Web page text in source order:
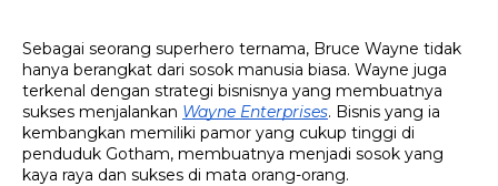
Sebagai seorang superhero ternama, Bruce Wayne tidak
hanya berangkat dari sosok manusia biasa. Wayne juga
terkenal dengan strategi bisnisnya yang membuatnya
sukses menjalankan Wayne Enterprises. Bisnis yang ia
kembangkan memiliki pamor yang cukup tinggi di
penduduk Gotham, membuatnya menjadi sosok yang
kaya raya dan sukses di mata orang-orang.